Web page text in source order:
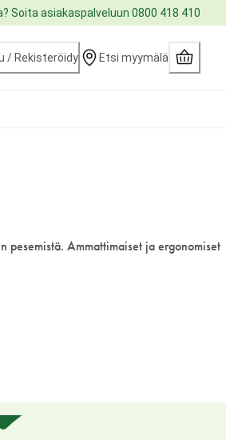
Soita asiakaspalveluun 0800 418 410
/ Rekisteröidy Etsi myymälä
pesemistä. Ammattimaiset ja ergonomiset